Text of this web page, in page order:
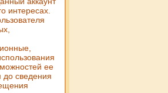
интересах.
ее
до сведения